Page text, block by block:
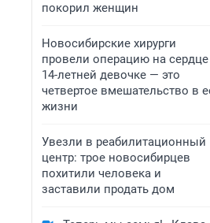
покорил женщин
Новосибирские хирурги
провели операцию на сердце
14-летней девочке — это
четвертое вмешательство в
жизни
Увезли в реабилитационный
центр: трое новосибирцев
похитили человека и
заставили продать дом